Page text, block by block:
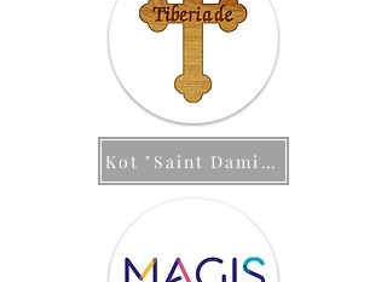
Kot "Saint Damien"